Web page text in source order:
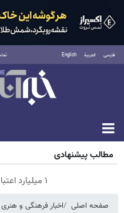
فارسی العربية English
جمعه ۱۶ مرداد ۱۴۰۵
مطالب پیشنهادی
۱ میلیارد اعتبار خرید طلا | بدون ضامن و چک
صفحه اصلی اخبار فرهنگی و هنری